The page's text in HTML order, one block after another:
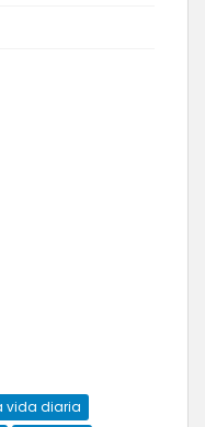
vida diaria